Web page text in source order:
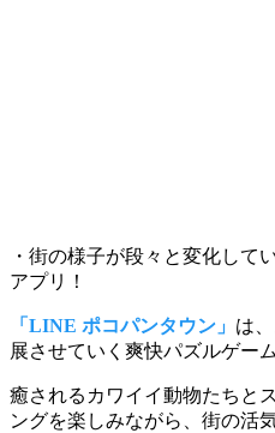
・街の様子が段々と変化して
アプリ！
「LINE ポコパンタウン」 は
展させていく爽快パズルゲーム
癒されるカワイイ動物たちと
ングを楽しみながら、街の活